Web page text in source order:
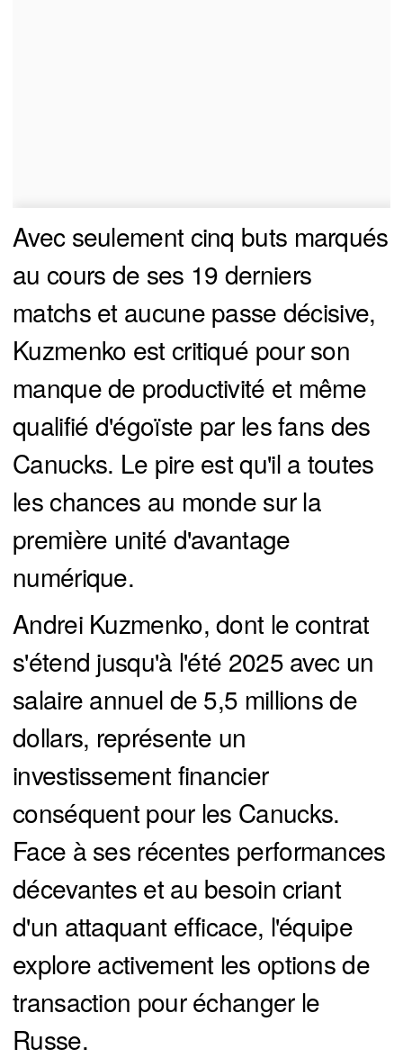
Avec seulement cinq buts marqués
au cours de ses 19 derniers
matchs et aucune passe décisive,
Kuzmenko est critiqué pour son
manque de productivité et même
qualifié d'égoïste par les fans des
Canucks. Le pire est qu'il a toutes
les chances au monde sur la
première unité d'avantage
numérique.
Andrei Kuzmenko, dont le contrat
s'étend jusqu'à l'été 2025 avec un
salaire annuel de 5,5 millions de
dollars, représente un
investissement financier
conséquent pour les Canucks.
Face à ses récentes performances
décevantes et au besoin criant
d'un attaquant efficace, l'équipe
explore activement les options de
transaction pour échanger le
Russe.